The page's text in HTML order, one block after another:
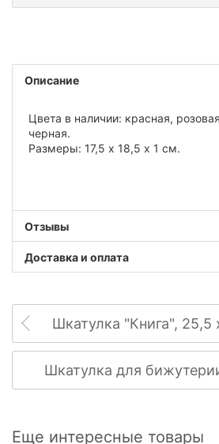
Описание
Цвета в наличии: красная,
черная.
Размеры: 17,5 х 18,5 х 1 см.
Отзывы
Доставка и оплата
Шкатулка "Книга", 25,5
Еще интересные товары